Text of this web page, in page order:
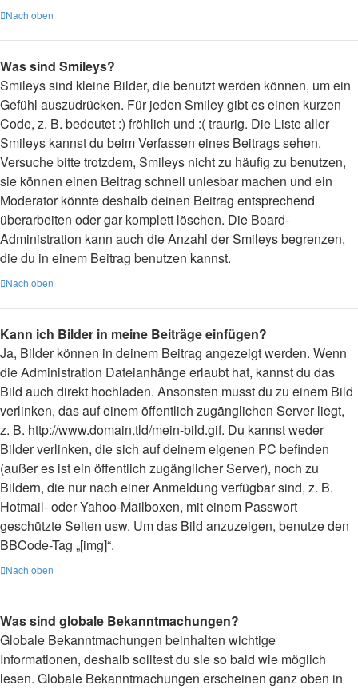
Nach oben
Was sind Smileys?
Smileys sind kleine Bilder, die benutzt werden können, um ein
Gefühl auszudrücken. Für jeden Smiley gibt es einen kurzen
Code, z. B. bedeutet :) fröhlich und :( traurig. Die Liste aller
Smileys kannst du beim Verfassen eines Beitrags sehen.
Versuche bitte trotzdem, Smileys nicht zu häufig zu benutzen,
sie können einen Beitrag schnell unlesbar machen und ein
Moderator könnte deshalb deinen Beitrag entsprechend
überarbeiten oder gar komplett löschen. Die Board-
Administration kann auch die Anzahl der Smileys begrenzen,
die du in einem Beitrag benutzen kannst.
Nach oben
Kann ich Bilder in meine Beiträge einfügen?
Ja, Bilder können in deinem Beitrag angezeigt werden. Wenn
die Administration Dateianhänge erlaubt hat, kannst du das
Bild auch direkt hochladen. Ansonsten musst du zu einem Bild
verlinken, das auf einem öffentlich zugänglichen Server liegt,
z. B. http://www.domain.tld/mein-bild.gif. Du kannst weder
Bilder verlinken, die sich auf deinem eigenen PC befinden
(außer es ist ein öffentlich zugänglicher Server), noch zu
Bildern, die nur nach einer Anmeldung verfügbar sind, z. B.
Hotmail- oder Yahoo-Mailboxen, mit einem Passwort
geschützte Seiten usw. Um das Bild anzuzeigen, benutze den
BBCode-Tag „[img]“.
Nach oben
Was sind globale Bekanntmachungen?
Globale Bekanntmachungen beinhalten wichtige
Informationen, deshalb solltest du sie so bald wie möglich
lesen. Globale Bekanntmachungen erscheinen ganz oben in